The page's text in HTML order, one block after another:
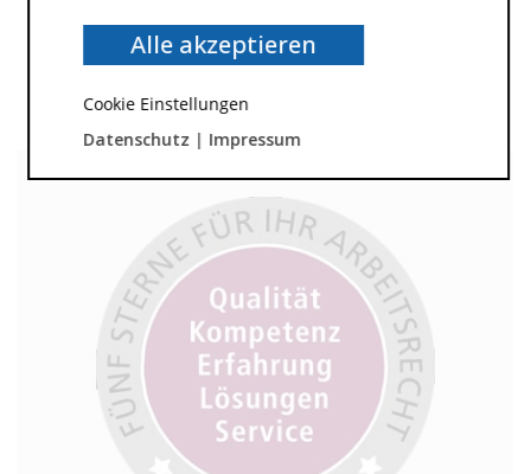
Alle akzeptieren
Cookie Einstellungen
Datenschutz| Impressum